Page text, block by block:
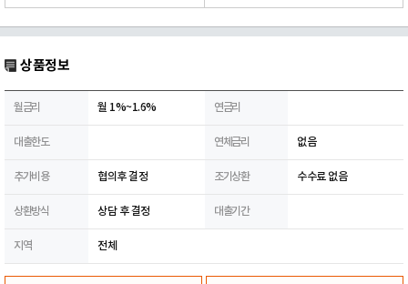
상품정보
월금리 월 1%~1.6% 연금리
대출한도 연체금리 없음
추가비용 협의후 결정 조기상환 수수료 없음
상환방식 상담 후 결정 대출기간
지역 전체